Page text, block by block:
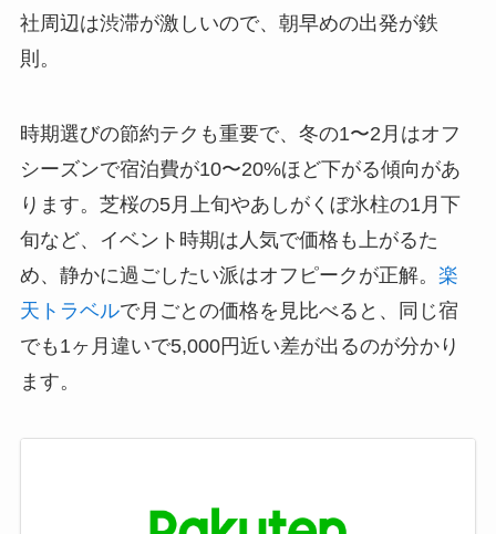
社周辺は渋滞が激しいので、朝早めの出発が鉄
則。
時期選びの節約テクも重要で、冬の1〜2月はオフ
シーズンで宿泊費が10〜20%ほど下がる傾向があ
ります。芝桜の5月上旬やあしがくぼ氷柱の1月下
旬など、イベント時期は人気で価格も上がるた
め、静かに過ごしたい派はオフピークが正解。 楽
天トラベルで月ごとの価格を見比べると、同じ宿
でも1ヶ月違いで5,000円近い差が出るのが分かり
ます。